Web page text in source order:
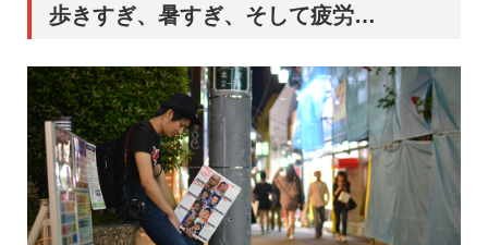
歩きすぎ、暑すぎ、そして疲労…